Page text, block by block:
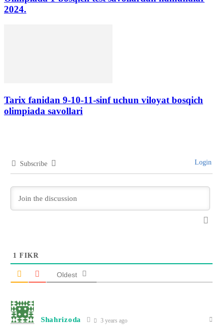
2024.
Tarix fanidan 9-10-11-sinf uchun viloyat bosqich
olimpiada savollari
Subscribe Login
1 FIKR
Oldest
Shahrizoda 3 years ago